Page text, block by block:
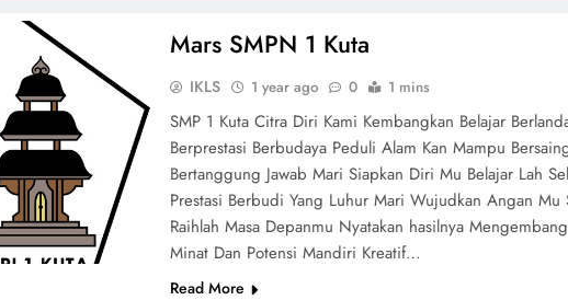
Mars SMPN 1 Kuta
IKLS 1 year ago 0 1 mins
SMP 1 Kuta Citra Diri Kami Kembangkan Belajar
Berprestasi Berbudaya Peduli Alam Kan Mampu
Bertanggung Jawab Mari Siapkan Diri Mu Belajar Lah
Prestasi Berbudi Yang Luhur Mari Wujudkan Angan Mu
Raihlah Masa Depanmu Nyatakan hasilnya
Minat Dan Potensi Mandiri Kreatif…
Read More